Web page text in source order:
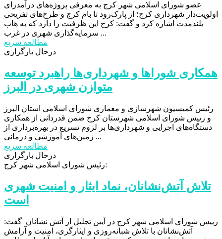
عضو شورای اسلامی شهر کرج به معرفی پروژه‌های درآمدزای
اولویت‌دار شهرداری کرج؛ از پارک‌رود تا بام کرج و طرح‌های تفریحی
بلندمدت اشاره کرد و گفت: کرج این ظرفیت را دارد که به هاب
سرمایه‌گذاری شهری در غرب ...
مطالعه سریع
درحال بارگزاری
همکاری شوراها و شهرداری‌ها راهبرد توسعه
متوازن شهری در البرز
رئیس کمیسیون شهرسازی و معماری شورای اسلامی استان البرز
و رییس شورای اسلامی شهرستان کرج ضمن قدردانی از همکاری
دستگاه‌های اجرایی و شهرداری‌ها بر لزوم تسریع در بهره‌برداری از
زمین‌های آموزشی و درمانی ...
مطالعه سریع
درحال بارگزاری
رئیس شورای اسلامی شهر کرج:
تلاش آتش‌نشانان، نماد ایثار و امنیت شهری
است
رییس شورای اسلامی شهر کرج در آیین تجلیل از آتش نشانان گفت:
آتش‌نشانان با تلاش شبانه‌روزی و ایثارگری، امنیت و آرامش